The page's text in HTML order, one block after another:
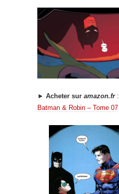
► Acheter sur amazon.fr:
Batman & Robin – Tome 07